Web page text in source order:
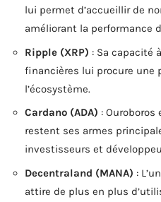
lui permet d’accueillir de
améliorant la performance
Ripple (XRP) : Sa capacité
financières lui procure une
l’écosystème.
Cardano (ADA) :
restent ses armes
investisseurs et
Decentraland (MANA) :
attire de plus en plus